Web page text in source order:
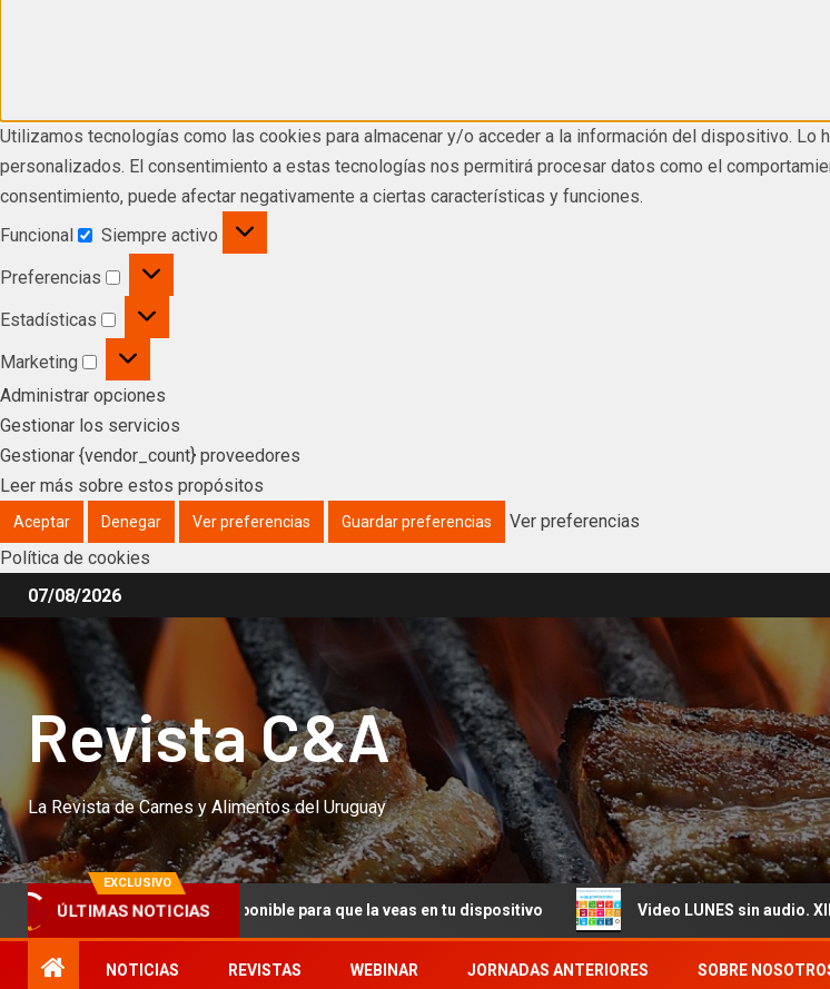
Utilizamos tecnologías como las cookies para almacenar y/o acceder a la información del dispositivo. Lo
personalizados. El consentimiento a estas tecnologías nos permitirá procesar datos como el
consentimiento, puede afectar negativamente a ciertas características y funciones.
Funcional
Siempre activo
Preferencias
Estadísticas
Marketing
Administrar opciones
Gestionar los servicios
Gestionar {vendor_count} proveedores
Leer más sobre estos propósitos
Aceptar Denegar Ver preferencias Guardar preferencias
Ver preferencias
Política de cookies
07/08/2026
Revista C&A
La Revista de Carnes y Alimentos del Uruguay
EXCLUSIVO
ÚLTIMAS NOTICIAS
93 y ya está disponible para que la veas en tu dispositivo Video LUNES sin audio. XII
NOTICIAS REVISTAS WEBINAR JORNADAS ANTERIORES SOBRE